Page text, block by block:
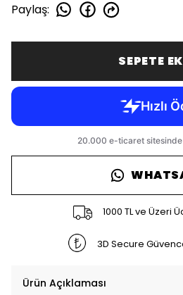
Paylaş:
SEPETE
1000 TL ve Üzeri
3D Secure
Ürün Açıklaması